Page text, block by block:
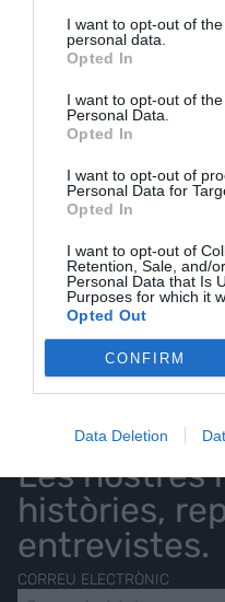
I want to opt-out of
personal data.
Opted In
I want to opt-out of
Personal Data.
Opted In
I want to opt-out of
Personal Data for
Opted In
I want to opt-out of
Retention, Sale, and/
Personal Data that Is
Purposes for which it
Opted Out
CONFIRM
Data Deletion
ELS MÉS
AVUI
EL
Les nostres
històries,
entrevistes.
CORREU ELECTRÒNIC